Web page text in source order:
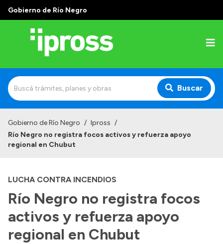
Gobierno de Río Negro
Buscar
Institucional
Autoridades
Delegaciones
Consultorios Propios
Presentación CV
Gobierno de Río Negro / Ipross /
Río Negro no registra focos activos y refuerza apoyo
regional en Chubut
LUCHA CONTRA INCENDIOS
Río Negro no registra focos
activos y refuerza apoyo
regional en Chubut